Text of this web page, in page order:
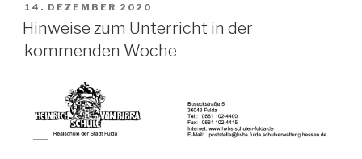
VERÖFFENTLICHT
AM
14. DEZEMBER 2020
Hinweise zum Unterricht in der
kommenden Woche